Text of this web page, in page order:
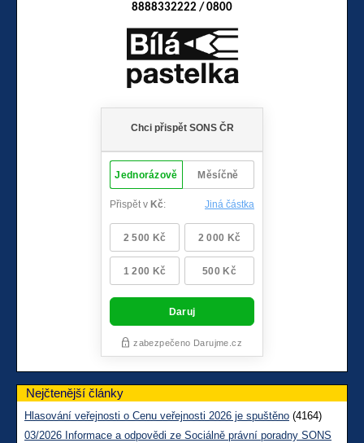
8888332222 / 0800
Nejčtenější články
Hlasování veřejnosti o Cenu veřejnosti 2026 je spuštěno (4164)
03/2026 Informace a odpovědi ze Sociálně právní poradny SONS